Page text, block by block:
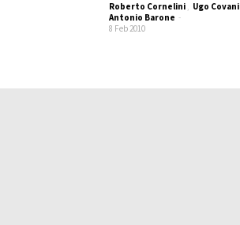
Roberto Cornelini , Ugo Covani
Antonio Barone -
8 Feb 2010